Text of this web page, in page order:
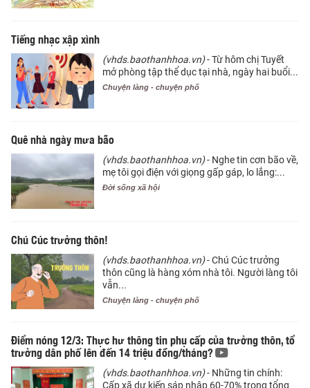
Tiếng nhạc xập xình
(vhds.baothanhhoa.vn)- Từ hôm chị Tuyết
mở phòng tập thể dục tại nhà, ngày hai buổi...
Chuyện làng - chuyện phố
Quê nhà ngày mưa bão
(vhds.baothanhhoa.vn)- Nghe tin cơn bão về,
mẹ tôi gọi điện với giọng gấp gáp, lo lắng:...
Đời sống xã hội
Chú Cúc trưởng thôn!
(vhds.baothanhhoa.vn)- Chú Cúc trưởng
thôn cũng là hàng xóm nhà tôi. Người làng tôi
vẫn...
Chuyện làng - chuyện phố
Điểm nóng 12/3: Thực hư thông tin phụ cấp của trưởng thôn, tổ
trưởng dân phố lên đến 14 triệu đồng/tháng?
(vhds.baothanhhoa.vn)- Những tin chính:
Cấp xã dự kiến sáp nhập 60-70% trong tổng